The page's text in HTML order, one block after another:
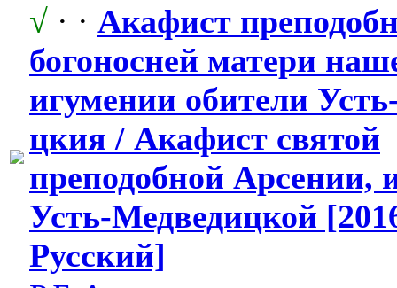
√ · · Акафист
богоносней матери
игумении обители
цкия / Акафист святой
преподобной Арсении,
Усть-Медведи​цкой
Русский]